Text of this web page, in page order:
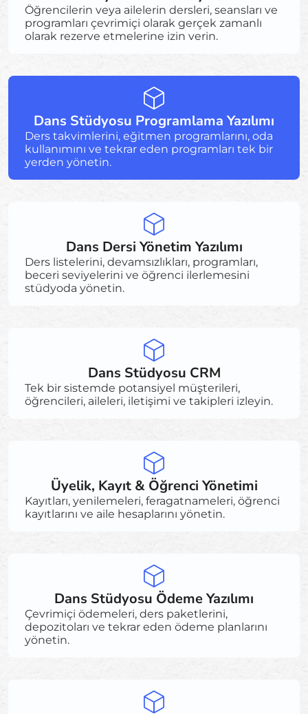
Öğrencilerin veya ailelerin dersleri, seansları ve
programları çevrimiçi olarak gerçek zamanlı
olarak rezerve etmelerine izin verin.
Dans Stüdyosu Programlama Yazılımı
Ders takvimlerini, eğitmen programlarını, oda
kullanımını ve tekrar eden programları tek bir
yerden yönetin.
Dans Dersi Yönetim Yazılımı
Ders listelerini, devamsızlıkları, programları,
beceri seviyelerini ve öğrenci ilerlemesini
stüdyoda yönetin.
Dans Stüdyosu CRM
Tek bir sistemde potansiyel müşterileri,
öğrencileri, aileleri, iletişimi ve takipleri izleyin.
Üyelik, Kayıt & Öğrenci Yönetimi
Kayıtları, yenilemeleri, feragatnameleri, öğrenci
kayıtlarını ve aile hesaplarını yönetin.
Dans Stüdyosu Ödeme Yazılımı
Çevrimiçi ödemeleri, ders paketlerini,
depozitoları ve tekrar eden ödeme planlarını
yönetin.